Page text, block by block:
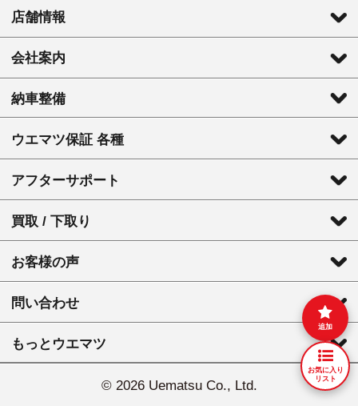
店舗情報
会社案内
納車整備
ウエマツ保証 各種
アフターサポート
買取 / 下取り
お客様の声
問い合わせ
もっとウエマツ
© 2026 Uematsu Co., Ltd.
追加
お気に入り
リスト